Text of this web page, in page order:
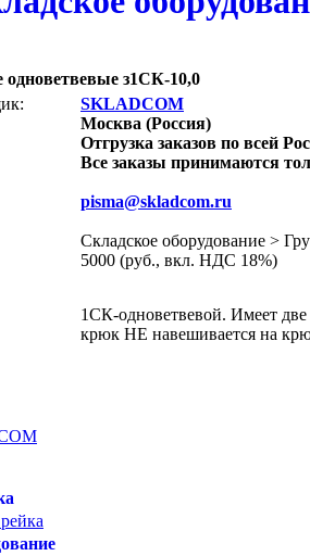
з1СК-10,0
SKLADCOM
Москва (Россия)
Отгрузка заказов по всей
Все заказы принимаются
pisma@skladcom.ru
Складское оборудование >
5000 (руб., вкл. НДС 18%)
1СК-одноветвевой. Имеет
крюк НЕ навешивается на